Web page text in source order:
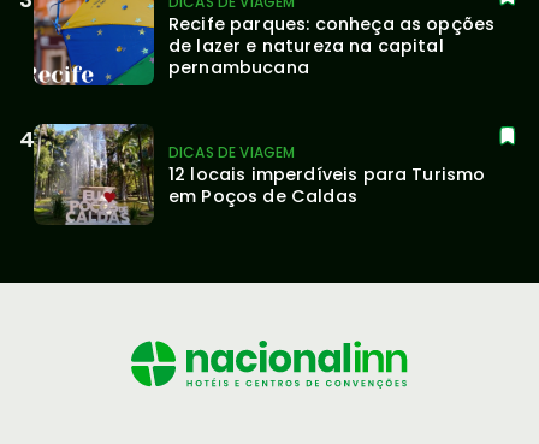
Recife parques: conheça as opções
de lazer e natureza na capital
pernambucana
DICAS DE VIAGEM
12 locais imperdíveis para Turismo
em Poços de Caldas